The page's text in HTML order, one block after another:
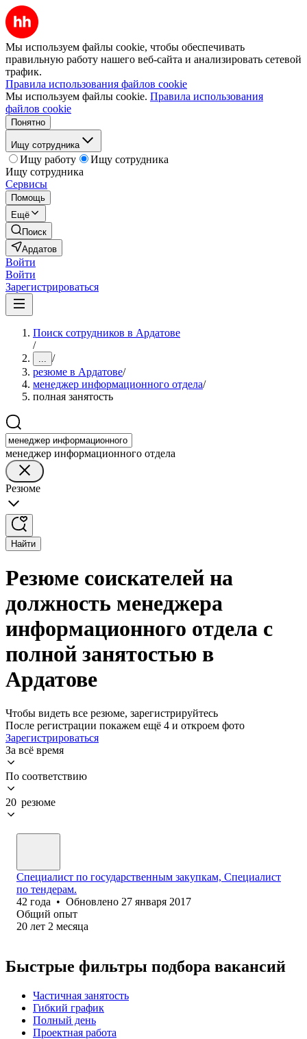
Мы используем файлы cookie, чтобы обеспечивать
правильную работу нашего веб-сайта и анализировать сетевой
трафик.
Правила использования файлов cookie
Мы используем файлы cookie. Правила использования
файлов cookie
Понятно
Ищу сотрудника
Ищу работу
Ищу сотрудника
Ищу сотрудника
Сервисы
Помощь
Ещё
Поиск
Ардатов
Войти
Войти
Зарегистрироваться
Поиск сотрудников в Ардатове
/
... /
резюме в Ардатове/
менеджер информационного отдела/
полная занятость
менеджер информационного отдела
Резюме
Найти
Резюме соискателей на
должность менеджера
информационного отдела с
полной занятостью в
Ардатове
Чтобы видеть все резюме, зарегистрируйтесь
После регистрации покажем ещё 4 и откроем фото
Зарегистрироваться
За всё время
По соответствию
20 резюме
Специалист по государственным закупкам, Специалист
по тендерам.
42 года • Обновлено 27 января 2017
Общий опыт
20 лет 2 месяца
Быстрые фильтры подбора вакансий
Частичная занятость
Гибкий график
Полный день
Проектная работа